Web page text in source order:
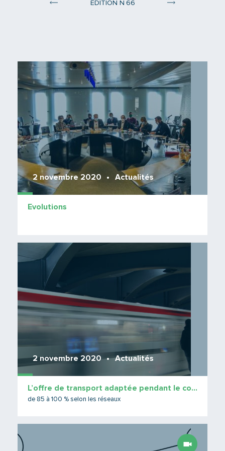
ÉDITION N 66
2 novembre 2020 Actualités
Evolutions
2 novembre 2020 Actualités
L’offre de transport adaptée pendant le confinement
de 85 à 100 % selon les réseaux